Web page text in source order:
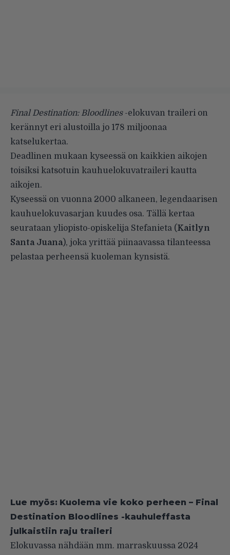
Final Destination: Bloodlines-elokuvan traileri on
kerännyt eri alustoilla jo 178 miljoonaa
katselukertaa.
Deadlinen mukaan kyseessä on kaikkien aikojen
toisiksi katsotuin kauhuelokuvatraileri kautta
aikojen.
Kyseessä on vuonna 2000 alkaneen, legendaarisen
kauhuelokuvasarjan kuudes osa. Tällä kertaa
seurataan yliopisto-opiskelija Stefanieta (Kaitlyn
Santa Juana), joka yrittää piinaavassa tilanteessa
pelastaa perheensä kuoleman kynsistä.
Lue myös: Kuolema vie koko perheen – Final
Destination Bloodlines -kauhuleffasta
julkaistiin raju traileri
Elokuvassa nähdään mm. marraskuussa 2024